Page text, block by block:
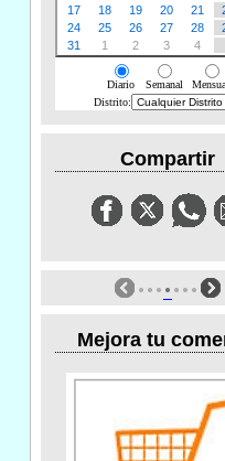
17
18 19 20 21
24
25 26 27 28
31
1 2 3 4
Diario Semanal
Distrito:
Compartir
Mejora tu